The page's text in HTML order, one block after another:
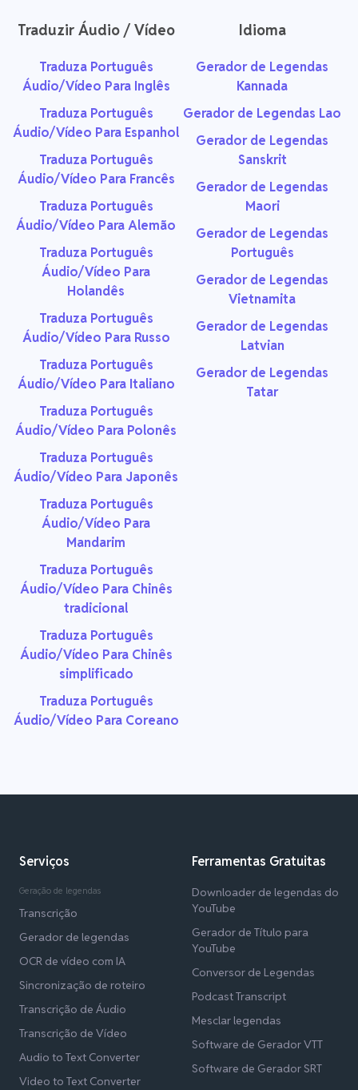
Traduzir Áudio / Vídeo
Traduza Português
Áudio/Vídeo Para Inglês
Traduza Português
Áudio/Vídeo Para Espanhol
Traduza Português
Áudio/Vídeo Para Francês
Traduza Português
Áudio/Vídeo Para Alemão
Traduza Português
Áudio/Vídeo Para
Holandês
Traduza Português
Áudio/Vídeo Para Russo
Traduza Português
Áudio/Vídeo Para Italiano
Traduza Português
Áudio/Vídeo Para Polonês
Traduza Português
Áudio/Vídeo Para Japonês
Traduza Português
Áudio/Vídeo Para
Mandarim
Traduza Português
Áudio/Vídeo Para Chinês
tradicional
Traduza Português
Áudio/Vídeo Para Chinês
simplificado
Traduza Português
Áudio/Vídeo Para Coreano
Idioma
Gerador de Legendas
Kannada
Gerador de Legendas Lao
Gerador de Legendas
Sanskrit
Gerador de Legendas
Maori
Gerador de Legendas
Português
Gerador de Legendas
Vietnamita
Gerador de Legendas
Latvian
Gerador de Legendas
Tatar
Serviços
Geração de legendas
Transcrição
Gerador de legendas
OCR de vídeo com IA
Sincronização de roteiro
Transcrição de Áudio
Transcrição de Vídeo
Audio to Text Converter
Video to Text Converter
Ferramentas Gratuitas
Downloader de legendas do
YouTube
Gerador de Título para
YouTube
Conversor de Legendas
Podcast Transcript
Mesclar legendas
Software de Gerador VTT
Software de Gerador SRT